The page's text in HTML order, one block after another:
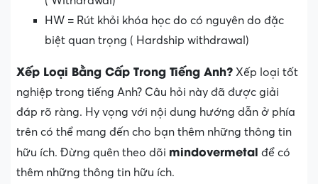
HW = Rút khỏi khóa học do có nguyên do đặc
biệt quan trọng ( Hardship withdrawal)
Xếp Loại Bằng Cấp Trong Tiếng Anh? Xếp loại tốt
nghiệp trong tiếng Anh? Câu hỏi này đã được giải
đáp rõ ràng. Hy vọng với nội dung hướng dẫn ở phía
trên có thể mang đến cho bạn thêm những thông tin
hữu ích. Đừng quên theo dõi mindovermetal để có
thêm những thông tin hữu ích.